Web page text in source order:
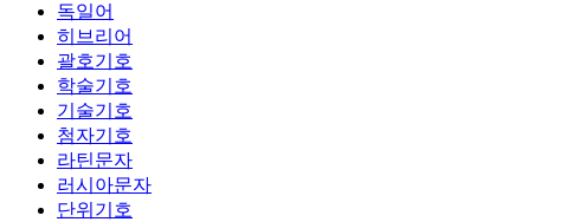
독일어
히브리어
괄호기호
학술기호
기술기호
첨자기호
라틴문자
러시아문자
단위기호